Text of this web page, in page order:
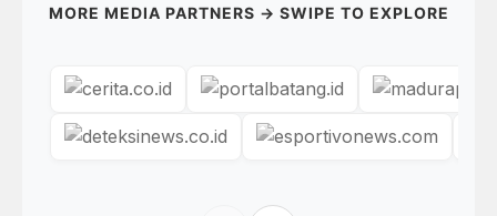
MORE MEDIA PARTNERS → SWIPE TO EXPLORE